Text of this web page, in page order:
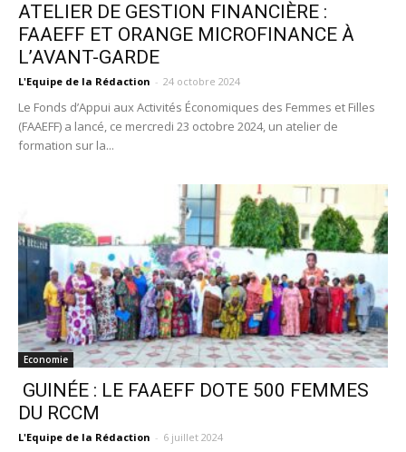
ATELIER DE GESTION FINANCIÈRE :
FAAEFF ET ORANGE MICROFINANCE À
L’AVANT-GARDE
L'Equipe de la Rédaction - 24 octobre 2024
Le Fonds d’Appui aux Activités Économiques des Femmes et Filles
(FAAEFF) a lancé, ce mercredi 23 octobre 2024, un atelier de
formation sur la...
Economie
GUINÉE : LE FAAEFF DOTE 500 FEMMES
DU RCCM
L'Equipe de la Rédaction - 6 juillet 2024